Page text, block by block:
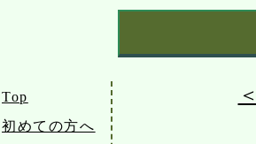
Top
初めての方へ